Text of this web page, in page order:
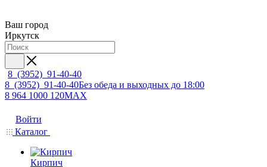
Ваш город
Иркутск
8 (3952) 91-40-40
8 (3952) 91-40-40Без обеда и выходных до 18:00
8 964 1000 120MAX
Войти
Каталог
Кирпич